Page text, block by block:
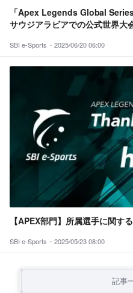
「Apex Legends Global
サウジアラビアでの公式世界大
SBI e-Sports・ 2025/06/20 06:00
【APEX部門】所属選手に関す
SBI e-Sports・ 2025/05/23 08:00
記事